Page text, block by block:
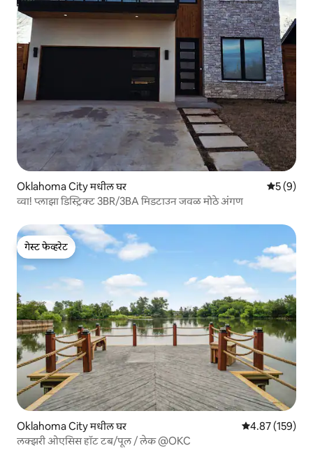
Oklahoma City मधील घर 5 पैकी 5
5 (9)
व्वा! प्लाझा डिस्ट्रिक्ट 3BR/3BA मिडटाउन जवळ मोठे अंगण
गेस्ट फेव्हरेट
गेस्ट फेव्हरेट
Oklahoma City मधील घर 5 पैकी 4.87
4.87 (159)
लक्झरी ओएसिस हॉट टब/पूल / लेक @OKC